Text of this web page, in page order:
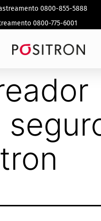
0800-855-5888
0800-775-6001